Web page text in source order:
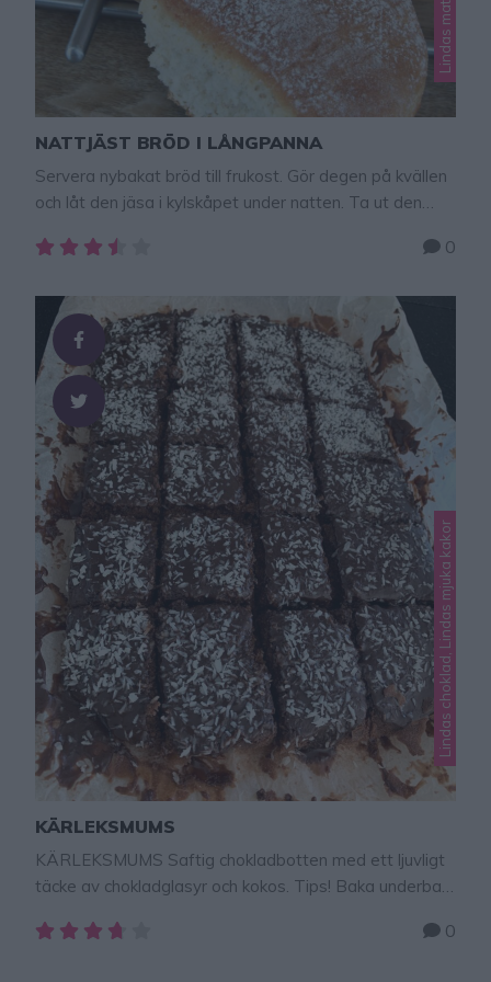
NATTJÄST BRÖD I LÅNGPANNA
Servera nybakat bröd till frukost. Gör degen på kvällen
och låt den jäsa i kylskåpet under natten. Ta ut den
ugnen och grädda bröden medan du dukar fram
doft av nybakat! Nattjäst bröd i långpanna 16 st …
0
Lindas choklad, Lindas mjuka kakor
KÄRLEKSMUMS
KÄRLEKSMUMS Saftig chokladbotten med ett ljuvligt
täcke av chokladglasyr och kokos. Tips! Baka underbart
Kärleksmums 25 bitar 4 ägg3 dl strösocker1 msk
0